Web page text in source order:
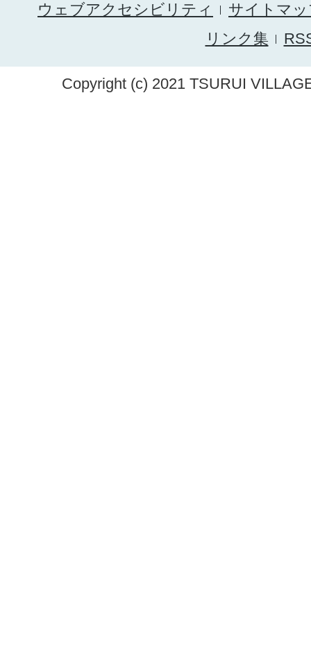
ウェブアクセシビリティ
サイトマ
リンク集
Copyright (c) 2021 TSURUI